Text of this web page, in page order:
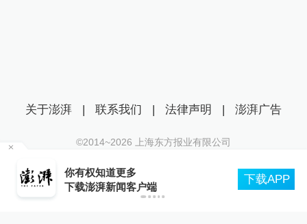
你有权知道更多
下载澎湃新闻客户端
下载APP
关于澎湃 | 联系我们 | 法律声明 | 澎湃广告
©2014~2026 上海东方报业有限公司
互联网新闻信息服务许可证：31120170006
沪公网安备 31010602000299号